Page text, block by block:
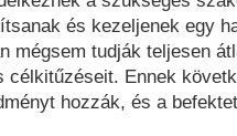
és kezeljenek egy
mégsem tudják teljesen
célkitűzéseit. Ennek
hozzák, és a